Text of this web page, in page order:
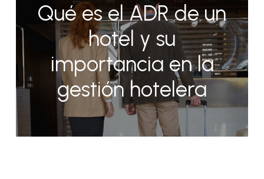
Qué es el ADR de un
hotel y su
importancia en la
gestión hotelera